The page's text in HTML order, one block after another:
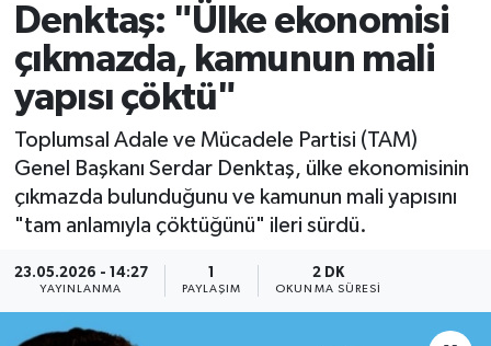
Denktaş: "Ülke ekonomisi
çıkmazda, kamunun mali
yapısı çöktü"
Toplumsal Adale ve Mücadele Partisi (TAM)
Genel Başkanı Serdar Denktaş, ülke ekonomisinin
çıkmazda bulunduğunu ve kamunun mali yapısını
"tam anlamıyla çöktüğünü" ileri sürdü.
23.05.2026 - 14:27
YAYINLANMA
1
PAYLAŞIM
2 DK
OKUNMA SÜRESI